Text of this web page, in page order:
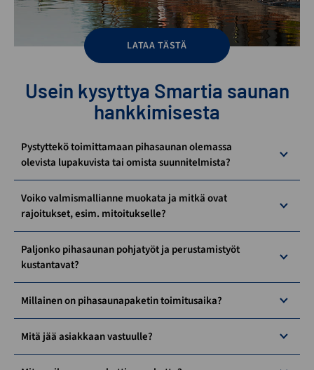
LATAA TÄSTÄ
Usein kysyttya Smartia saunan
hankkimisesta
Pystyttekö toimittamaan pihasaunan olemassa
olevista lupakuvista tai omista suunnitelmista?
Voiko valmismallianne muokata ja mitkä ovat
rajoitukset, esim. mitoitukselle?
Paljonko pihasaunan pohjatyöt ja perustamistyöt
kustantavat?
Millainen on pihasaunapaketin toimitusaika?
Mitä jää asiakkaan vastuulle?